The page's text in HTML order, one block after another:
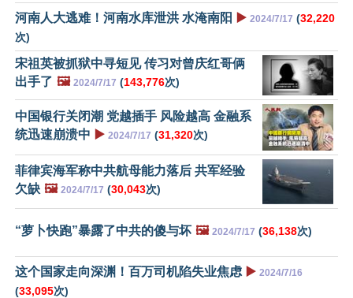
河南人大逃难！河南水库泄洪 水淹南阳 ▶️ 2024/7/17 (32,220
次)
宋祖英被抓狱中寻短见 传习对曾庆红哥俩
出手了 🖼️ 2024/7/17 (143,776次)
中国银行关闭潮 党越插手 风险越高 金融系
统迅速崩溃中 ▶️ 2024/7/17 (31,320次)
菲律宾海军称中共航母能力落后 共军经验
欠缺 🖼️ 2024/7/17 (30,043次)
“萝卜快跑”暴露了中共的傻与坏 🖼️ 2024/7/17 (36,138次)
这个国家走向深渊！百万司机陷失业焦虑 ▶️ 2024/7/16
(33,095次)